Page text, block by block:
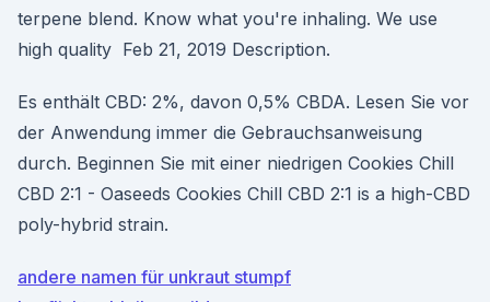
terpene blend. Know what you're inhaling. We use
high quality Feb 21, 2019 Description.
Es enthält CBD: 2%, davon 0,5% CBDA. Lesen Sie vor
der Anwendung immer die Gebrauchsanweisung
durch. Beginnen Sie mit einer niedrigen Cookies Chill
CBD 2:1 - Oaseeds Cookies Chill CBD 2:1 is a high-CBD
poly-hybrid strain.
andere namen für unkraut stumpf